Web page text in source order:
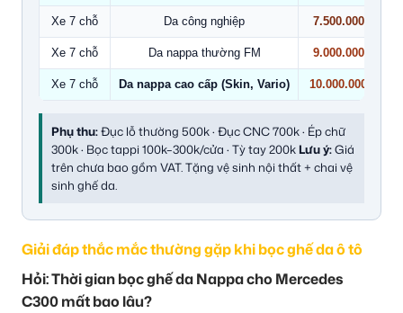
Xe 7 chỗ Da công nghiệp 7.500.000
Xe 7 chỗ Da nappa thường FM 9.000.000
Xe 7 chỗ Da nappa cao cấp (Skin, Vario) 10.000.000
Phụ thu:Đục lỗ thường 500k · Đục CNC 700k · Ép chữ
300k · Bọc tappi 100k–300k/cửa · Tỳ tay 200kLưu ý:Giá
trên chưa bao gồm VAT. Tặng vệ sinh nội thất + chai vệ
sinh ghế da.
Giải đáp thắc mắc thường gặp khi bọc ghế da ô tô
Hỏi: Thời gian bọc ghế da Nappa cho Mercedes
C300 mất bao lâu?